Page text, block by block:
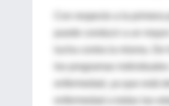
Con respecto a la
puede conducir a un
lucha contra la misma.
los programas
enfermedad, ya que está